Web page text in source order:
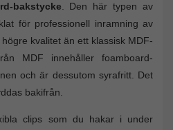
bakstycke. Den här typen av
för professionell inramning av
kvalitet än ett klassisk MDF-
MDF innehåller foamboard-
och är dessutom syrafritt. Det
bakifrån.
clips som du hakar i under